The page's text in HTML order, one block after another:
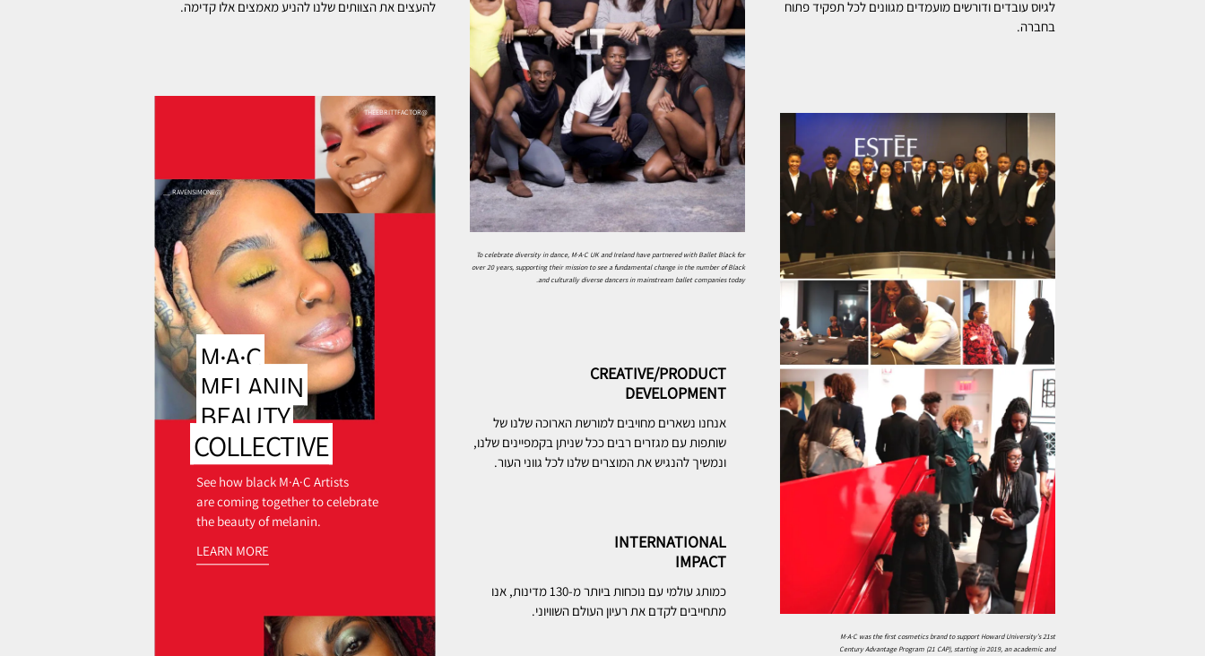
לגיוס עובדים ודורשים מועמדים מגוונים לכל תפקיד פתוח
בחברה.
M·A·C was the first cosmetics brand to support Howard University’s 21st
Century Advantage Program (21 CAP), starting in 2019, an academic and
To celebrate diversity in dance, M·A·C UK and Ireland have partnered with Ballet Black for
over 20 years, supporting their mission to see a fundamental change in the number of Black
and culturally diverse dancers in mainstream ballet companies today.
CREATIVE/PRODUCT
DEVELOPMENT
אנחנו נשארים מחויבים למורשת הארוכה שלנו של
שותפות עם מגזרים רבים ככל שניתן בקמפיינים שלנו,
ונמשיך להנגיש את המוצרים שלנו לכל גווני העור.
INTERNATIONAL
IMPACT
כמותג עולמי עם נוכחות ביותר מ-130 מדינות, אנו
מתחייבים לקדם את רעיון העולם השוויוני.
להעצים את הצוותים שלנו להניע מאמצים אלו קדימה.
@THEEBRITTFACTOR
@RAVENSIMONE.__
M·A·C
MELANIN
BEAUTY
COLLECTIVE
See how black M·A·C Artists
are coming together to celebrate
the beauty of melanin.
LEARN MORE